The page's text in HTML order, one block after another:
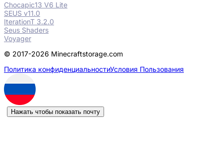
Chocapic13 V6 Lite
SEUS v11.0
IterationT 3.2.0
Seus Shaders
Voyager
© 2017-2026 Minecraftstorage.com
Политика конфиденциальностиУсловия Пользования
Нажать чтобы показать почту